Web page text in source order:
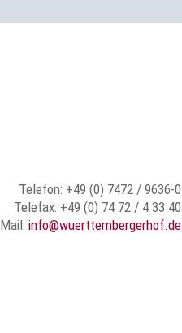
Telefon: +49 (0) 7472 / 9636-0
Telefax: +49 (0) 74 72 / 4 33 40
Mail: info@wuerttembergerhof.de